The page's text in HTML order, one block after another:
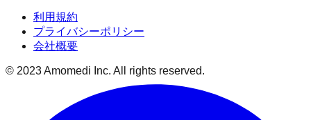
利用規約
プライバシーポリシー
会社概要
© 2023 Amomedi Inc. All rights reserved.